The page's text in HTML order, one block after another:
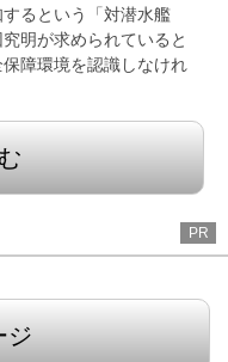
るという「対潜水艦
明が求められていると
障環境を認識しなけれ
PR
ジ